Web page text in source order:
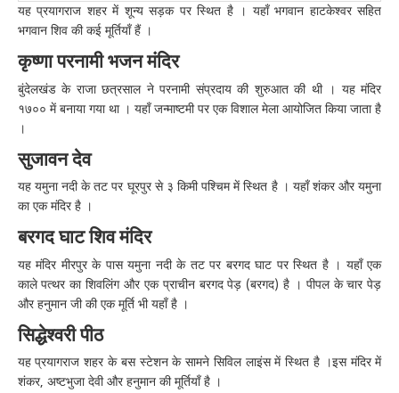
यह प्रयागराज शहर में शून्य सड़क पर स्थित है । यहाँ भगवान हाटकेश्वर सहित
भगवान शिव की कई मूर्तियाँ हैं ।
कृष्णा परनामी भजन मंदिर
बुंदेलखंड के राजा छत्रसाल ने परनामी संप्रदाय की शुरुआत की थी । यह मंदिर
१७०० में बनाया गया था । यहाँ जन्माष्टमी पर एक विशाल मेला आयोजित किया जाता है
।
सुजावन देव
यह यमुना नदी के तट पर घूरपुर से ३ किमी पश्चिम में स्थित है । यहाँ शंकर और यमुना
का एक मंदिर है ।
बरगद घाट शिव मंदिर
यह मंदिर मीरपुर के पास यमुना नदी के तट पर बरगद घाट पर स्थित है । यहाँ एक
काले पत्थर का शिवलिंग और एक प्राचीन बरगद पेड़ (बरगद) है । पीपल के चार पेड़
और हनुमान जी की एक मूर्ति भी यहाँ है ।
सिद्धेश्वरी पीठ
यह प्रयागराज शहर के बस स्टेशन के सामने सिविल लाइंस में स्थित है ।इस मंदिर में
शंकर, अष्टभुजा देवी और हनुमान की मूर्तियाँ है ।